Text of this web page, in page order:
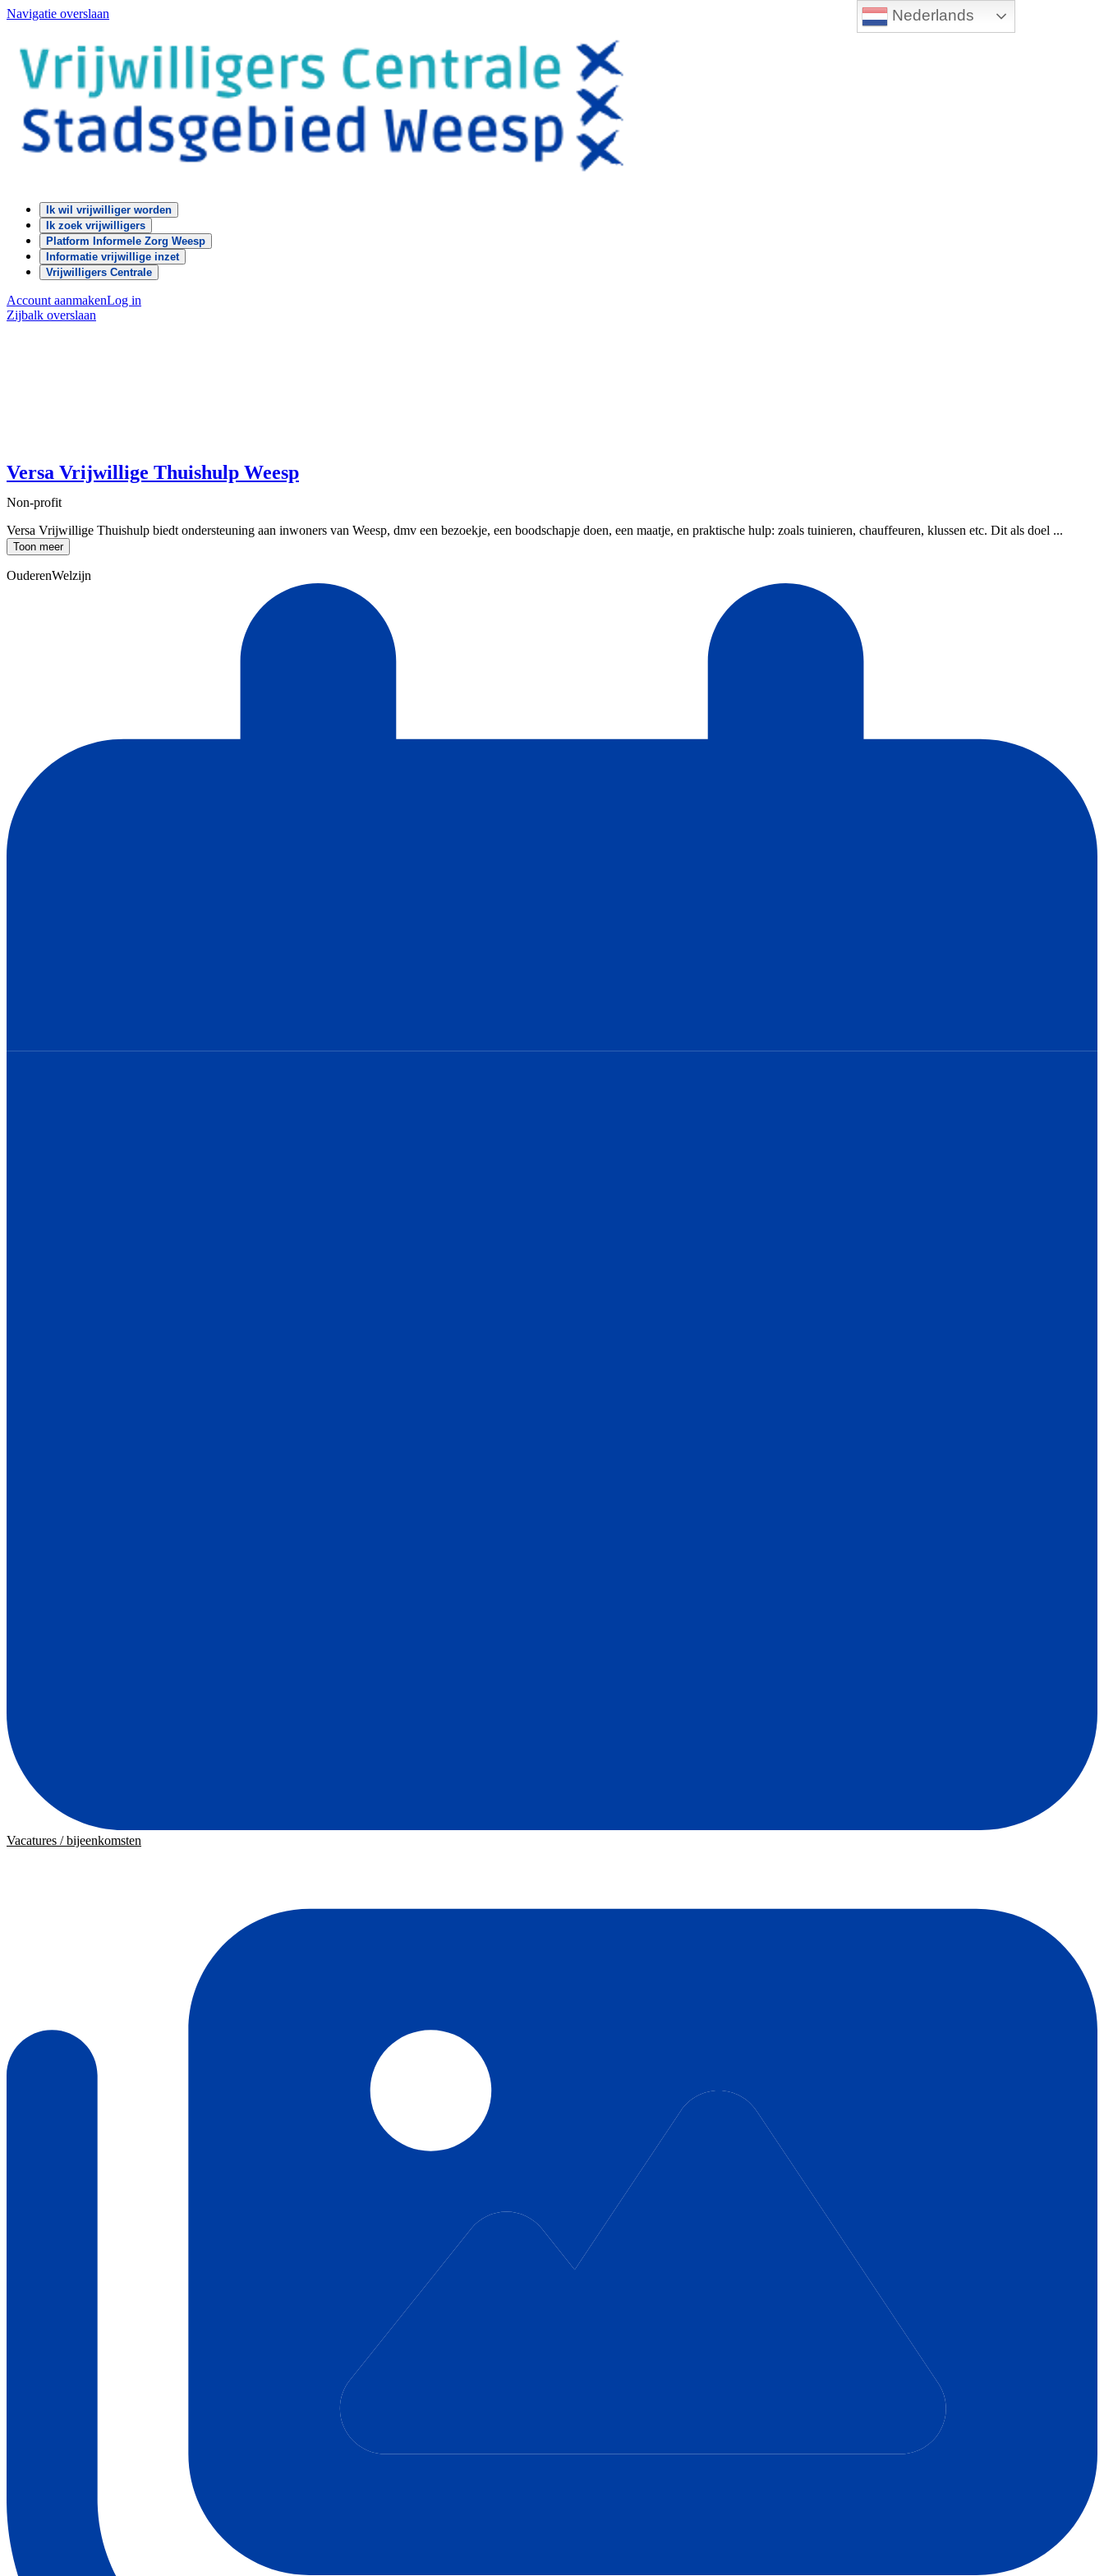
Nederlands
Navigatie overslaan
Ik wil vrijwilliger worden
Ik zoek vrijwilligers
Platform Informele Zorg Weesp
Informatie vrijwillige inzet
Vrijwilligers Centrale
Account aanmakenLog in
Zijbalk overslaan
Versa Vrijwillige Thuishulp Weesp
Non-profit
Versa Vrijwillige Thuishulp biedt ondersteuning aan inwoners van Weesp, dmv een bezoekje, een boodschapje doen, een maatje, en praktische hulp: zoals tuinieren, chauffeuren, klussen etc. Dit als doel ...
Toon meer
OuderenWelzijn
Vacatures / bijeenkomsten